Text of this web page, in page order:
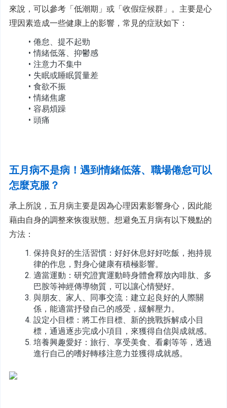
來說，可以參考「低潮期」或「收假症候群」。主要是心
理因素造成一些健康上的影響，常見的症狀如下：
倦怠、提不起勁
情緒低落、抑鬱感
注意力不集中
失眠或睡眠質量差
食欲不振
情緒焦慮
容易煩躁
頭痛
五月病不是病！遇到情緒低落、職場倦怠可以
怎麼克服？
承上所說，五月病主要是因為心理因素影響身心，因此能
藉由自身的調整來恢復狀態。想避免五月病有以下幾點的
方法：
保持良好的生活習慣：好好休息好好吃飯，抱持規
律的作息，對身心健康有積極影響。
適當運動：研究證實運動時身體會釋放內啡肽、多
巴胺等神經傳導物質，可以讓心情變好。
與朋友、家人、同事交流：建立起良好的人際關
係，能適當抒發自己的感受，緩解壓力。
設定小目標：將工作目標、新的挑戰拆解成小目
標，通過逐步完成小項目，來獲得自信與成就感。
培養興趣愛好：旅行、享受美食、看劇等等，透過
進行自己的嗜好轉移注意力並獲得成就感。